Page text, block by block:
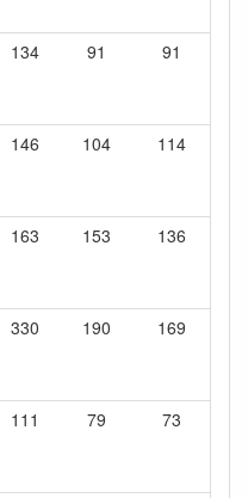
134 91 91
146 104 114
163 153 136
330 190 169
111 79 73